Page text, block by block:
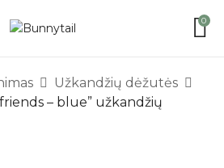
0
Užkandžių dėžutės
– blue” užkandžių